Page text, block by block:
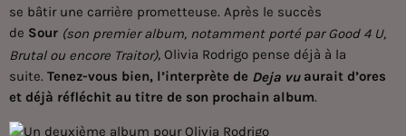
se bâtir une carrière prometteuse. Après le succès
de Sour (son premier album, notamment porté par Good 4 U,
Brutal ou encore Traitor), Olivia Rodrigo pense déjà à la
suite. Tenez-vous bien, l’interprète de Deja vuaurait d’ores
et déjà réfléchit au titre de son prochain album.